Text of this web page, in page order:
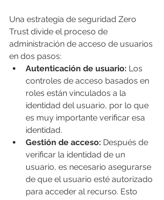
Una estrategia de seguridad Zero
Trust divide el proceso de
administración de acceso de usuarios
en dos pasos:
Autenticación de usuario: Los
controles de acceso basados ​​en
roles están vinculados a la
identidad del usuario, por lo que
es muy importante verificar esa
identidad.
Gestión de acceso: Después de
verificar la identidad de un
usuario, es necesario asegurarse
de que el usuario esté autorizado
para acceder al recurso. Esto